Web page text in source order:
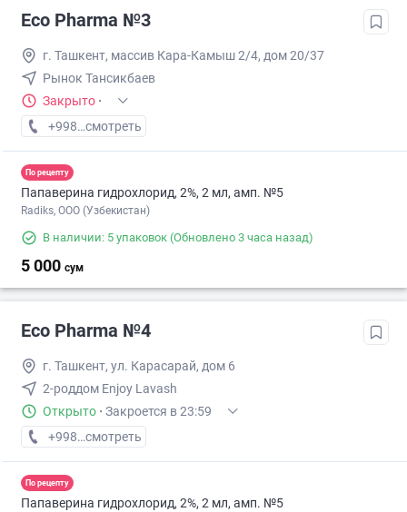
Eco Pharma №3
г. Ташкент, массив Кара-Камыш 2/4, дом 20/37
Рынок Тансикбаев
Закрыто ·
+998 (99) XXX-XX-XX
смотреть
По рецепту
Папаверина гидрохлорид, 2%, 2 мл, амп. №5
Radiks, ООО (Узбекистан)
В наличии: 5 упаковок (Обновлено 3 часа назад)
5 000 сум
Eco Pharma №4
г. Ташкент, ул. Карасарай, дом 6
2-роддом Enjoy Lavash
Открыто · Закроется в 23:59
+998 (55) XXX-XX-XX
смотреть
По рецепту
Папаверина гидрохлорид, 2%, 2 мл, амп. №5